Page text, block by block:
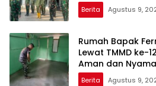
Berita Agustus 9,
Rumah Bapak
Lewat TMMD ke-
Aman dan
Berita Agustus 9,